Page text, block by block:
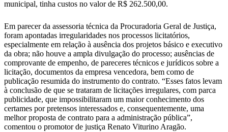
municipal, tinha custos no valor de R$ 262.500,00.
Em parecer da assessoria técnica da Procuradoria Geral de Justiça,
foram apontadas irregularidades nos processos licitatórios,
especialmente em relação à ausência dos projetos básico e executivo
da obra; não houve a ampla divulgação do processo; ausências de
comprovante de empenho, de pareceres técnicos e jurídicos sobre a
licitação, documentos da empresa vencedora, bem como de
publicação resumida do instrumento do contrato. “Esses fatos levam
à conclusão de que se trataram de licitações irregulares, com parca
publicidade, que impossibilitaram um maior conhecimento dos
certames por pretensos interessados e, consequentemente, uma
melhor proposta de contrato para a administração pública”,
comentou o promotor de justiça Renato Viturino Aragão.